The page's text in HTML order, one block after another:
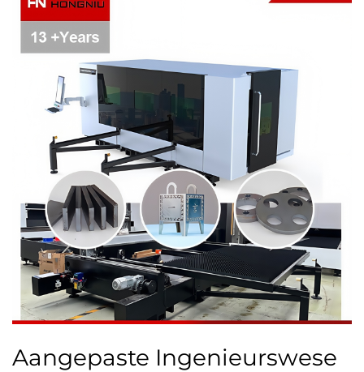
Aangepaste Ingenieurswese